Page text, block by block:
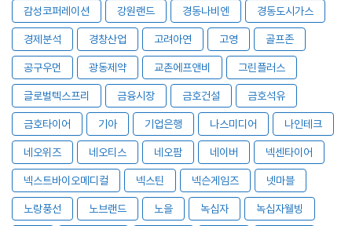
감성코퍼레이션 강원랜드 경동나비엔 경동도시가스
경제분석 경창산업 고려아연 고영 골프존
공구우먼 광동제약 교촌에프앤비 그린플러스
글로벌텍스프리 금융시장 금호건설 금호석유
금호타이어 기아 기업은행 나스미디어 나인테크
네오위즈 네오티스 네오팜 네이버 넥센타이어
넥스트바이오메디컬 넥스틴 넥슨게임즈 넷마블
노랑풍선 노브랜드 노을 녹십자 녹십자웰빙